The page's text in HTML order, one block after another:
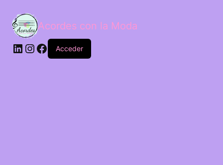
Acordes con la Moda
Acceder